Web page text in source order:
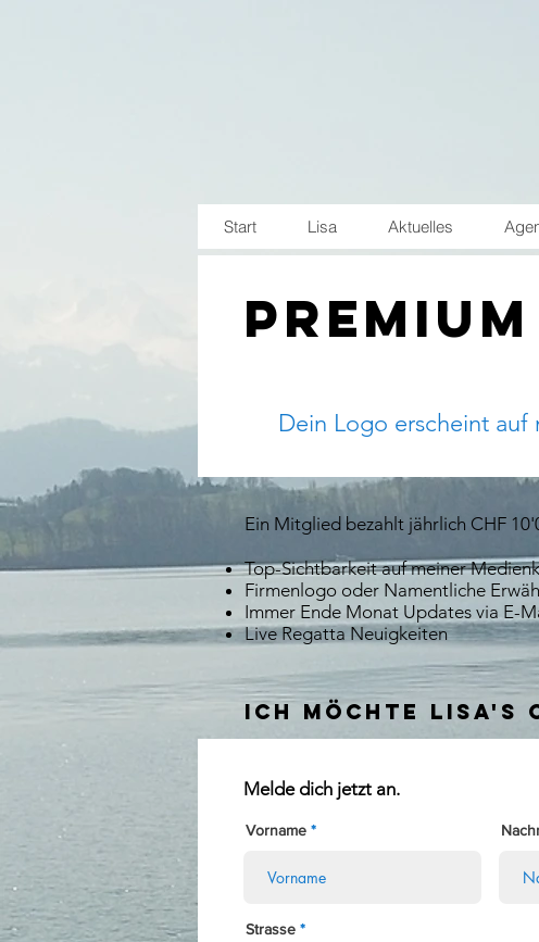
Start Lisa Aktuelles
Dein Logo erscheint
Ein Mitglied bezahlt jährlich CHF
Top-Sichtbarkeit auf meiner
Firmenlogo oder Namentliche
Immer Ende Monat Updates via E-
Live Regatta Neuigkeiten
Ich möchte lisa's
Melde dich jetzt an.
Vorname
Strasse